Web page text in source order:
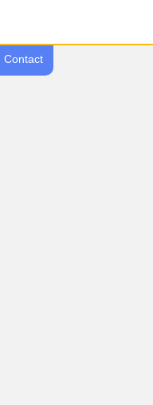
Contact